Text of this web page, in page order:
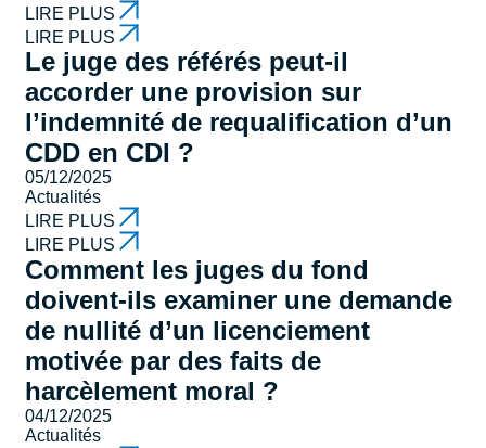
LIRE PLUS
LIRE PLUS
Le juge des référés peut-il
accorder une provision sur
l’indemnité de requalification d’un
CDD en CDI ?
05/12/2025
Actualités
LIRE PLUS
LIRE PLUS
Comment les juges du fond
doivent-ils examiner une demande
de nullité d’un licenciement
motivée par des faits de
harcèlement moral ?
04/12/2025
Actualités